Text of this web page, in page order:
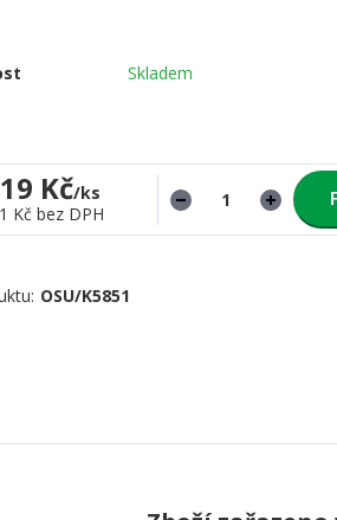
Skladem
Kč/ks
Kč bez DPH
OSU/K5851